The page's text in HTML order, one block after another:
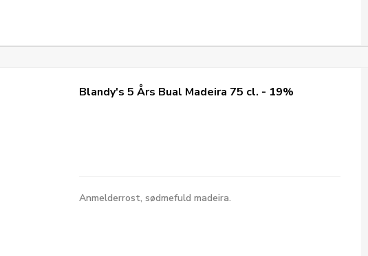
Blandy's 5 Års Bual Madeira 75 cl. - 19%
Anmelderrost, sødmefuld madeira.